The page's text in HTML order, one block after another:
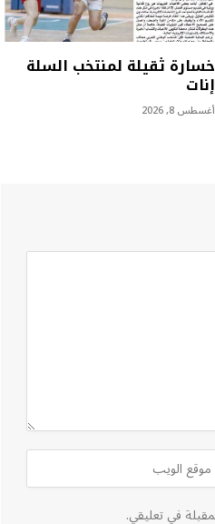
خسارة ثقيلة لمنتخب السلة
إنات
أغسطس 8, 2026
في تعليقي.